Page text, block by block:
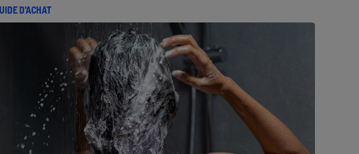
D'ACHAT